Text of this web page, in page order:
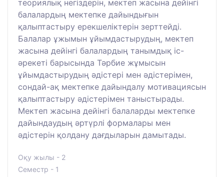
теориялық негіздерін, мектеп жасына дейінгі
балалардың мектепке дайындығын
қалыптастыру ерекшеліктерін зерттейді.
Балалар ұжымын ұйымдастырудың, мектеп
жасына дейінгі балалардың танымдық іс-
әрекеті барысында Тәрбие жұмысын
ұйымдастырудың әдістері мен әдістерімен,
сондай-ақ мектепке дайындалу мотивациясын
қалыптастыру әдістерімен таныстырады.
Мектеп жасына дейінгі балаларды мектепке
дайындаудың әртүрлі формалары мен
әдістерін қолдану дағдыларын дамытады.
Оқу жылы - 2
Семестр - 1